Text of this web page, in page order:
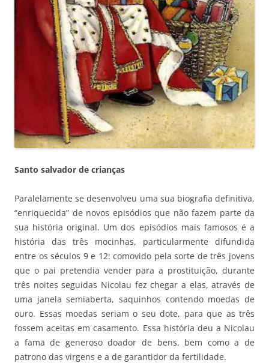
Santo salvador de crianças
Paralelamente se desenvolveu uma sua biografia definitiva,
“enriquecida” de novos episódios que não fazem parte da
sua história original. Um dos episódios mais famosos é a
história das três mocinhas, particularmente difundida
entre os séculos 9 e 12: comovido pela sorte de três jovens
que o pai pretendia vender para a prostituição, durante
três noites seguidas Nicolau fez chegar a elas, através de
uma janela semiaberta, saquinhos contendo moedas de
ouro. Essas moedas seriam o seu dote, para que as três
fossem aceitas em casamento. Essa história deu a Nicolau
a fama de generoso doador de bens, bem como a de
patrono das virgens e a de garantidor da fertilidade.